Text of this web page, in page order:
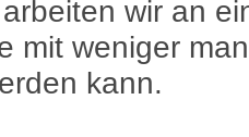
wir an
mit weniger
kann.